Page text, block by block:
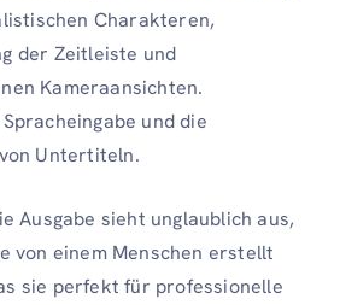
Charakteren,
der Zeitleiste und
Kameraansichten.
und die
Untertiteln.
Ausgabe sieht unglaublich aus,
von einem Menschen erstellt
sie perfekt für professionelle